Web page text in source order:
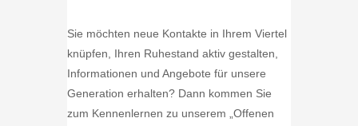
Sie möchten neue Kontakte in Ihrem Viertel
knüpfen, Ihren Ruhestand aktiv gestalten,
Informationen und Angebote für unsere
Generation erhalten? Dann kommen Sie
zum Kennenlernen zu unserem „Offenen